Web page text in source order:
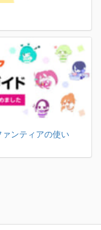
ンティアの使い